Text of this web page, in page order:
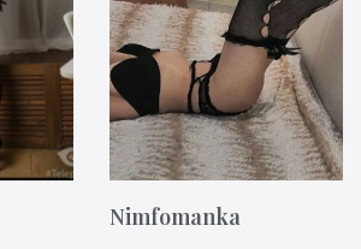
Nimfomanka